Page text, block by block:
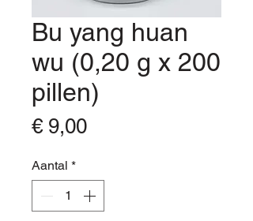
Bu yang huan
wu (0,20 g x 200
pillen)
€ 9,00Prijs
Aantal *